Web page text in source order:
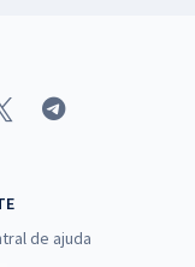
de ajuda